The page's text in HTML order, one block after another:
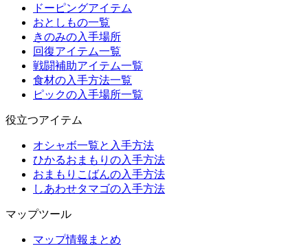
ドーピングアイテム
おとしもの一覧
きのみの入手場所
回復アイテム一覧
戦闘補助アイテム一覧
食材の入手方法一覧
ピックの入手場所一覧
役立つアイテム
オシャボ一覧と入手方法
ひかるおまもりの入手方法
おまもりこばんの入手方法
しあわせタマゴの入手方法
マップツール
マップ情報まとめ